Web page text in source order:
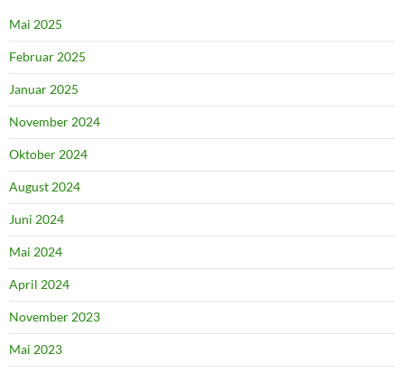
Mai 2025
Februar 2025
Januar 2025
November 2024
Oktober 2024
August 2024
Juni 2024
Mai 2024
April 2024
November 2023
Mai 2023